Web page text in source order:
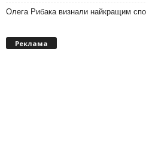
Олега Рибака визнали найкращим
Реклама